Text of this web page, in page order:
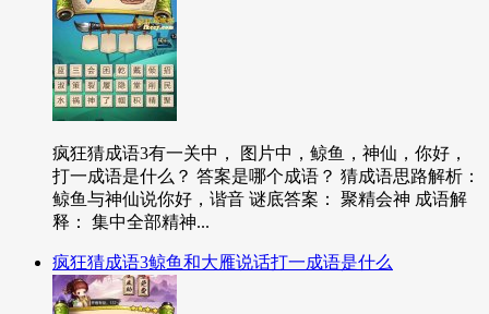
疯狂猜成语3有一关中， 图片中，鲸鱼，神仙，你好，
打一成语是什么？ 答案是哪个成语？ 猜成语思路解析：
鲸鱼与神仙说你好，谐音 谜底答案： 聚精会神 成语解
释： 集中全部精神...
疯狂猜成语3鲸鱼和大雁说话打一成语是什么